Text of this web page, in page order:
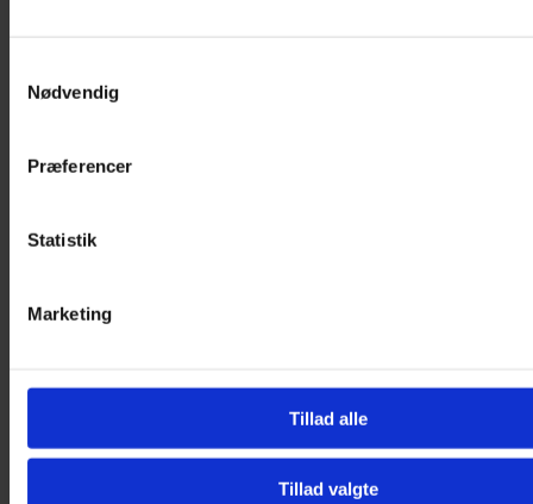
Nødvendig
Præferencer
Statistik
Marketing
Tillad alle
Tillad valgte
på